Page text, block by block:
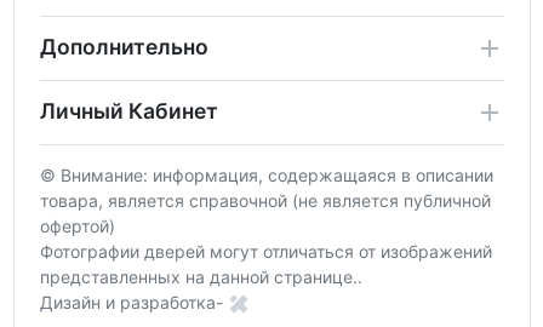
Дополнительно
Личный Кабинет
© Внимание: информация, содержащаяся в описании
товара, является справочной (не является публичной
офертой)
Фотографии дверей могут отличаться от изображений
представленных на данной странице..
Дизайн и разработка-